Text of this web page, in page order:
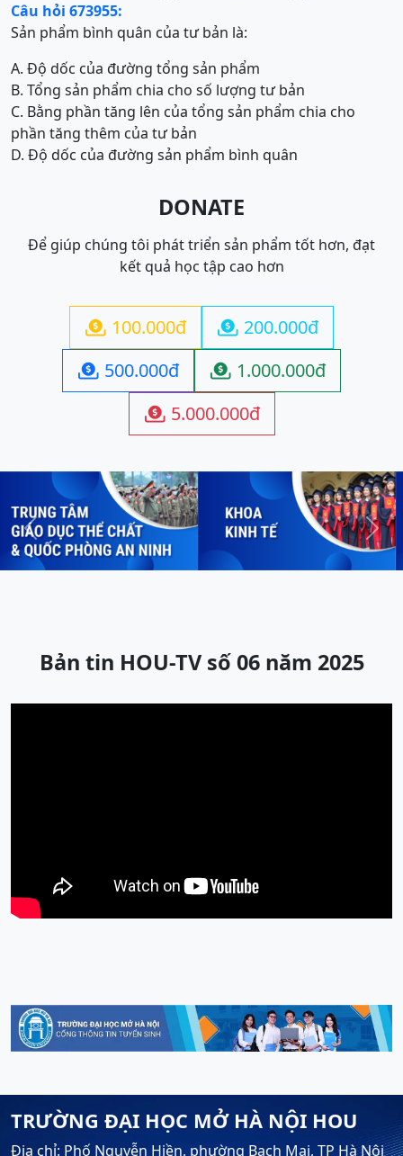
Câu hỏi 673955:
Sản phẩm bình quân của tư bản là:
A. Độ dốc của đường tổng sản phẩm
B. Tổng sản phẩm chia cho số lượng tư bản
C. Bằng phần tăng lên của tổng sản phẩm chia cho
phần tăng thêm của tư bản
D. Độ dốc của đường sản phẩm bình quân
DONATE
Để giúp chúng tôi phát triển sản phẩm tốt hơn, đạt
kết quả học tập cao hơn
 100.000đ  200.000đ
 500.000đ  1.000.000đ
 5.000.000đ
Previous Next
Bản tin HOU-TV số 06 năm 2025
TRƯỜNG ĐẠI HỌC MỞ HÀ NỘI HOU
Địa chỉ: Phố Nguyễn Hiền, phường Bạch Mai, TP Hà Nội